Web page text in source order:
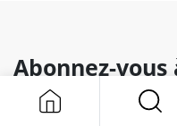
Abonnez-vous
notre